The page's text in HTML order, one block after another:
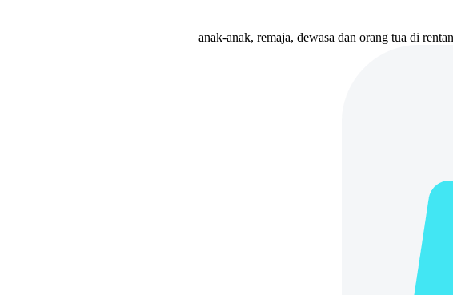
anak-anak, remaja, dewasa dan orang tua di